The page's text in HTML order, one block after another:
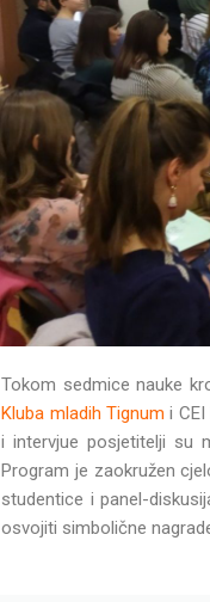
Tokom sedmice nauke
Kluba mladih Tignum i
i intervjue posjetitelji su
Program je zaokružen
studentice i panel-
osvojiti simbolične